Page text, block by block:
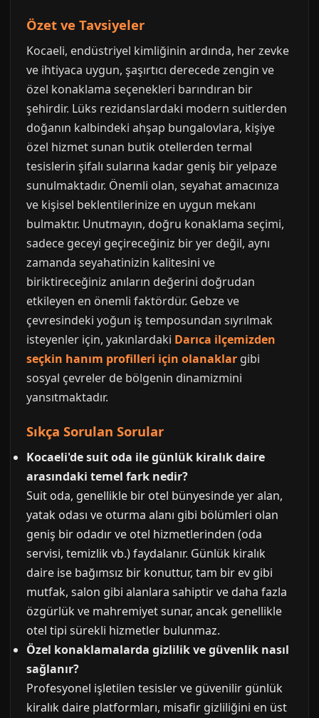
Özet ve Tavsiyeler
Kocaeli, endüstriyel kimliğinin ardında, her zevke
ve ihtiyaca uygun, şaşırtıcı derecede zengin ve
özel konaklama seçenekleri barındıran bir
şehirdir. Lüks rezidanslardaki modern suitlerden
doğanın kalbindeki ahşap bungalovlara, kişiye
özel hizmet sunan butik otellerden termal
tesislerin şifalı sularına kadar geniş bir yelpaze
sunulmaktadır. Önemli olan, seyahat amacınıza
ve kişisel beklentilerinize en uygun mekanı
bulmaktır. Unutmayın, doğru konaklama seçimi,
sadece geceyi geçireceğiniz bir yer değil, aynı
zamanda seyahatinizin kalitesini ve
biriktireceğiniz anıların değerini doğrudan
etkileyen en önemli faktördür. Gebze ve
çevresindeki yoğun iş temposundan sıyrılmak
isteyenler için, yakınlardaki Darıca ilçemizden
seçkin hanım profilleri için olanaklar gibi
sosyal çevreler de bölgenin dinamizmini
yansıtmaktadır.
Sıkça Sorulan Sorular
Kocaeli'de suit oda ile günlük kiralık daire
arasındaki temel fark nedir?
Suit oda, genellikle bir otel bünyesinde yer alan,
yatak odası ve oturma alanı gibi bölümleri olan
geniş bir odadır ve otel hizmetlerinden (oda
servisi, temizlik vb.) faydalanır. Günlük kiralık
daire ise bağımsız bir konuttur, tam bir ev gibi
mutfak, salon gibi alanlara sahiptir ve daha fazla
özgürlük ve mahremiyet sunar, ancak genellikle
otel tipi sürekli hizmetler bulunmaz.
Özel konaklamalarda gizlilik ve güvenlik nasıl
sağlanır?
Profesyonel işletilen tesisler ve güvenilir günlük
kiralık daire platformları, misafir gizliliğini en üst